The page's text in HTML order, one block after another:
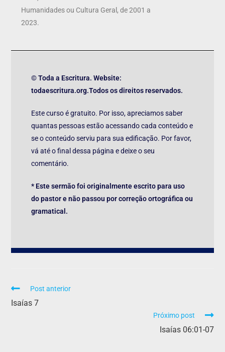
Humanidades ou Cultura Geral, de 2001 a
2023.
© Toda a Escritura. Website:
todaescritura.org.Todos os direitos reservados.
Este curso é gratuito. Por isso, apreciamos saber
quantas pessoas estão acessando cada conteúdo e
se o conteúdo serviu para sua edificação. Por favor,
vá até o final dessa página e deixe o seu
comentário.
* Este sermão foi originalmente escrito para uso
do pastor e não passou por correção ortográfica ou
gramatical.
Post anterior
Isaías 7
Próximo post
Isaías 06:01-07